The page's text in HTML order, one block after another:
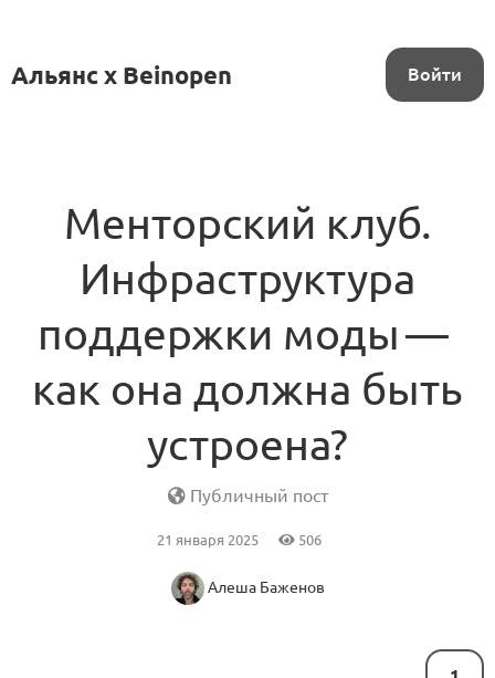
Альянс x Beinopen Войти
Менторский клуб.
Инфраструктура
поддержки моды —
как она должна быть
устроена?
Публичный пост
21 января 2025 506
Алеша Баженов